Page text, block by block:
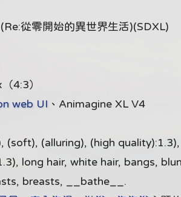
從零開始的異世界生活)(SDXL)
4:3）
web UI 、Animagine XL V4
(soft), (alluring), (high
long hair, white hair, bangs,
breasts, __bathe__.